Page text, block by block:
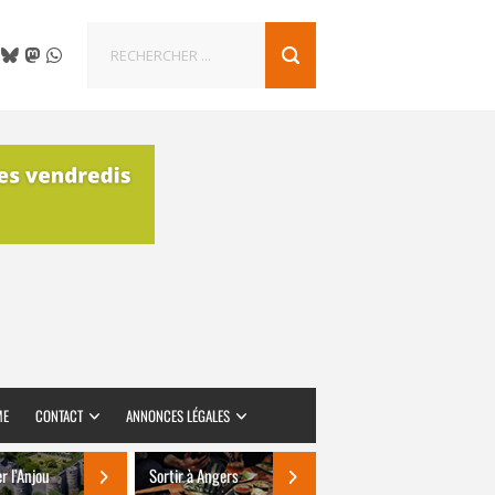
CONTACT ANNONCES LÉGALES
l’Anjou Sortir à Angers